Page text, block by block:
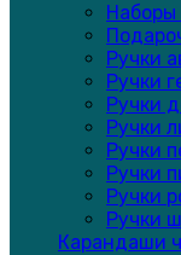
Наборы
Ручки
Ручки
Ручки
Ручки
Ручки
Ручки
Ручки
Ручки
Карандаши